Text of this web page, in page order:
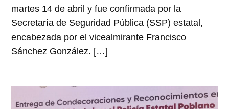
martes 14 de abril y fue confirmada por la
Secretaría de Seguridad Pública (SSP) estatal,
encabezada por el vicealmirante Francisco
Sánchez González. […]